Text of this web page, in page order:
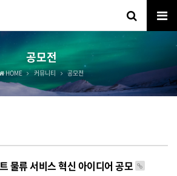
공모전
HOME 커뮤니티 공모전
물류 서비스 혁신 아이디어 공모